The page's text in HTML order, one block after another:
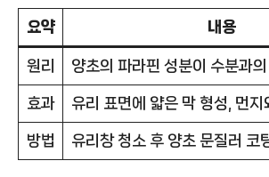
요약 내용
원리 양초의 파라핀 성분이 수분과
효과 유리 표면에 얇은 막 형성, 먼지
방법 유리창 청소 후 양초 문질러 코